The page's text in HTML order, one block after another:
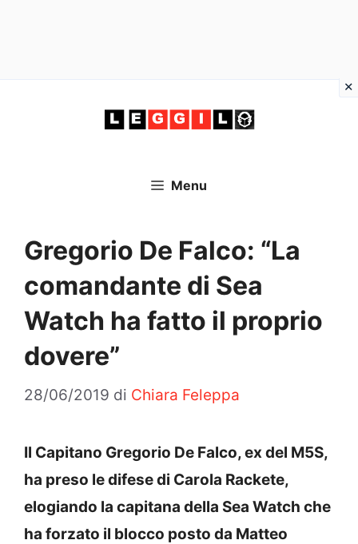
Menu
Gregorio De Falco: “La
comandante di Sea
Watch ha fatto il proprio
dovere”
28/06/2019 di Chiara Feleppa
Il Capitano Gregorio De Falco, ex del M5S,
ha preso le difese di Carola Rackete,
elogiando la capitana della Sea Watch che
ha forzato il blocco posto da Matteo